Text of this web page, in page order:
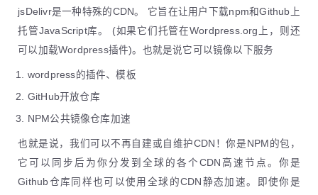
jsDelivr是一种特殊的CDN。 它旨在让用户下载npm和Github上
托管JavaScript库。 (如果它们托管在Wordpress.org上，则还
可以加载Wordpress插件)。也就是说它可以镜像以下服务
wordpress的插件、模板
GitHub开放仓库
NPM公共镜像仓库加速
也就是说，我们可以不再自建或自维护CDN！你是NPM的包，
它可以同步后为你分发到全球的各个CDN高速节点。你是
Github仓库同样也可以使用全球的CDN静态加速。即使你是